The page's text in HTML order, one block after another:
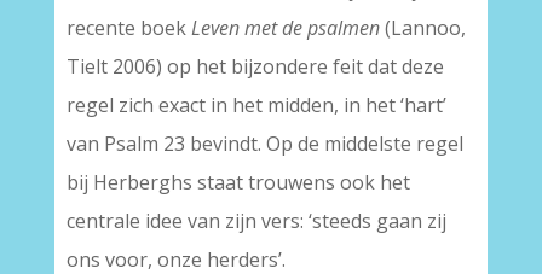
recente boekLeven met de psalmen(Lannoo,
Tielt 2006) op het bijzondere feit dat deze
regel zich exact in het midden, in het ‘hart’
van Psalm 23 bevindt. Op de middelste regel
bij Herberghs staat trouwens ook het
centrale idee van zijn vers: ‘steeds gaan zij
ons voor, onze herders’.